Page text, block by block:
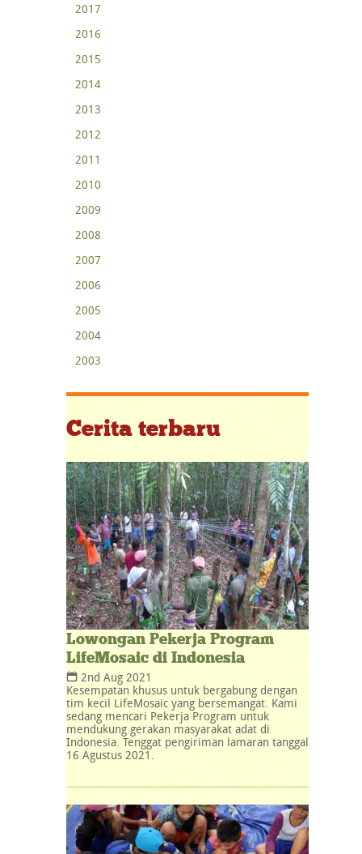
2017
2016
2015
2014
2013
2012
2011
2010
2009
2008
2007
2006
2005
2004
2003
Cerita terbaru
Lowongan Pekerja Program
LifeMosaic di Indonesia
2nd Aug 2021
Kesempatan khusus untuk bergabung dengan
tim kecil LifeMosaic yang bersemangat. Kami
sedang mencari Pekerja Program untuk
mendukung gerakan masyarakat adat di
Indonesia. Tenggat pengiriman lamaran tanggal
16 Agustus 2021.